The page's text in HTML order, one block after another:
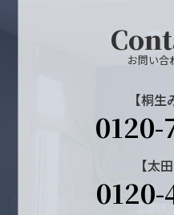
お問い合
【桐生
0120-
【太
0120-